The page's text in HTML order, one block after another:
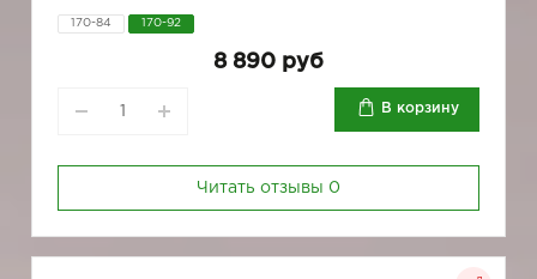
170-84 170-92
8 890 руб
В корзину
Читать отзывы 0